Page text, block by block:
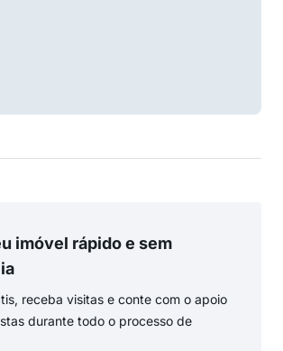
imóvel rápido e sem
receba visitas e conte com o apoio
durante todo o processo de